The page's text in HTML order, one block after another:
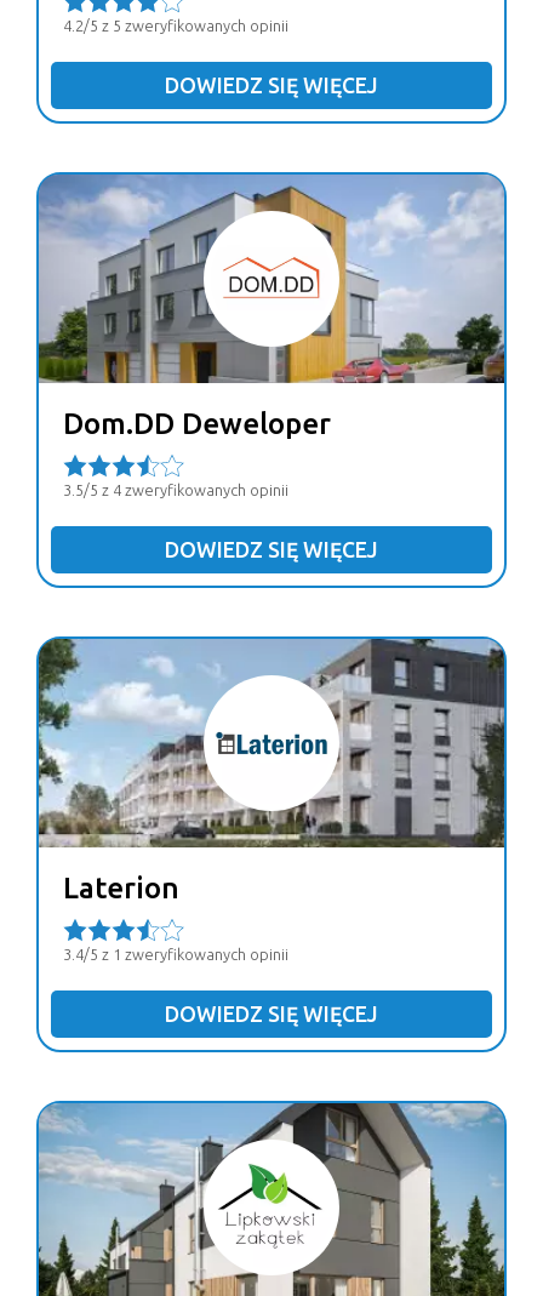
4.2/5 z 5 zweryfikowanych opinii
DOWIEDZ SIĘ WIĘCEJ
Dom.DD Deweloper
3.5/5 z 4 zweryfikowanych opinii
DOWIEDZ SIĘ WIĘCEJ
Laterion
3.4/5 z 1 zweryfikowanych opinii
DOWIEDZ SIĘ WIĘCEJ